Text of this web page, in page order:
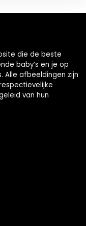
die de beste
baby’s en je op
Alle afbeeldingen zijn
van hun